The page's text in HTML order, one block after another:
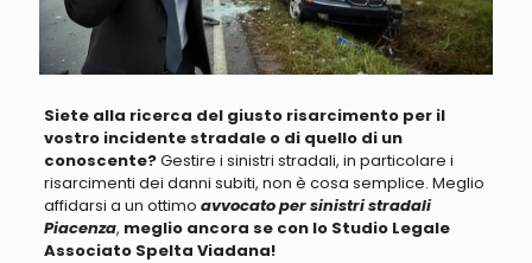
Siete alla ricerca del giusto risarcimento per il
vostro incidente stradale o di quello di un
conoscente?Gestire i sinistri stradali, in particolare i
risarcimenti dei danni subiti, non è cosa semplice. Meglio
affidarsi a un ottimo avvocato per sinistri stradali
Piacenza, meglio ancora se con lo Studio Legale
Associato Spelta Viadana!